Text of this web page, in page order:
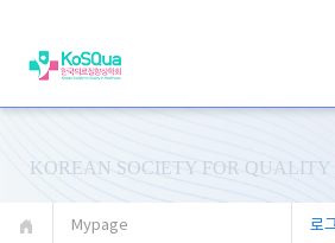
KOREAN SOCIETY FOR
Mypage 로